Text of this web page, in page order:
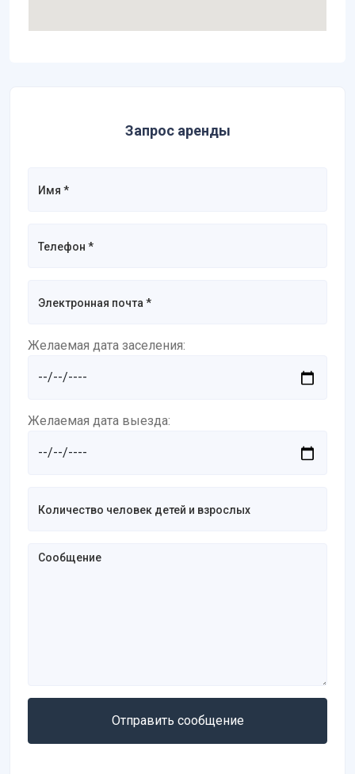
Запрос аренды
Желаемая дата заселения:
Желаемая дата выезда:
Отправить сообщение